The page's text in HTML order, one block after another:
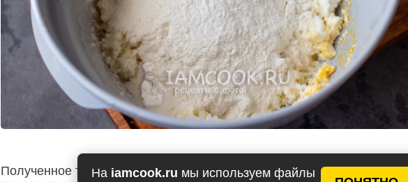
На iamcook.ru мы используем файлы
Полученное тесто переложите в пакет и оставьте при комнатной